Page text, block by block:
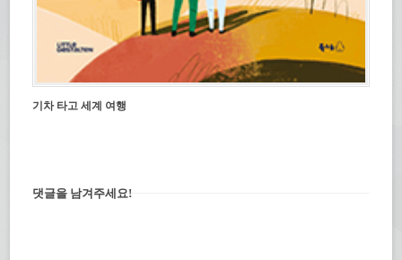
기차 타고 세계 여행
댓글을 남겨주세요!